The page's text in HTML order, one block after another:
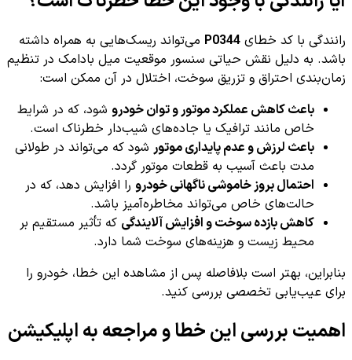
رانندگی با کد خطای P0344 می‌تواند ریسک‌هایی به همراه داشته
باشد. به دلیل نقش حیاتی سنسور موقعیت میل بادامک در تنظیم
زمان‌بندی احتراق و تزریق سوخت، اختلال در آن ممکن است:
باعث کاهش عملکرد موتور و توان خودرو شود، که در شرایط
خاص مانند ترافیک یا جاده‌های شیب‌دار خطرناک است.
باعث لرزش و عدم پایداری موتور شود که می‌تواند در طولانی
مدت باعث آسیب به قطعات موتور گردد.
احتمال بروز خاموشی ناگهانی خودرو را افزایش دهد، که در
حالت‌های خاص می‌تواند مخاطره‌آمیز باشد.
کاهش بازده سوخت و افزایش آلایندگی که تأثیر مستقیم بر
محیط زیست و هزینه‌های سوخت شما دارد.
بنابراین، بهتر است بلافاصله پس از مشاهده این خطا، خودرو را
برای عیب‌یابی تخصصی بررسی کنید.
اهمیت بررسی این خطا و مراجعه به اپلیکیشن